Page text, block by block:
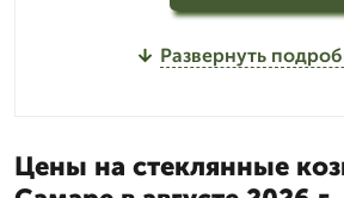
Развернуть
Цены на стеклянные